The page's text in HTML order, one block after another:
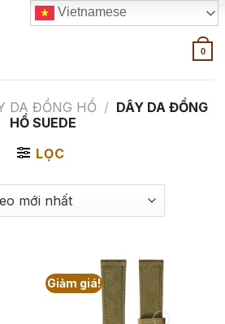
0
DA ĐỒNG HỒ / DÂY DA ĐỒNG
HỒ SUEDE
LỌC
Giảm giá!
Vietnamese